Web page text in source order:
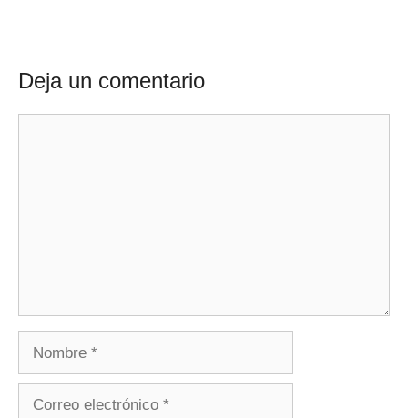
Deja un comentario